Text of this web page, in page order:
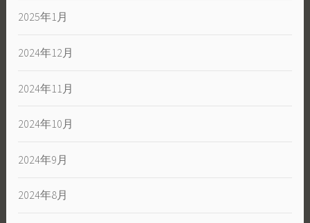
2025年1月
2024年12月
2024年11月
2024年10月
2024年9月
2024年8月